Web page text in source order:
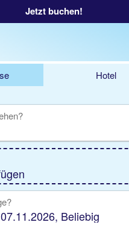
Jetzt buchen!
Hotel
Kreuzfahrt
Camper Privattransfer
Beliebig